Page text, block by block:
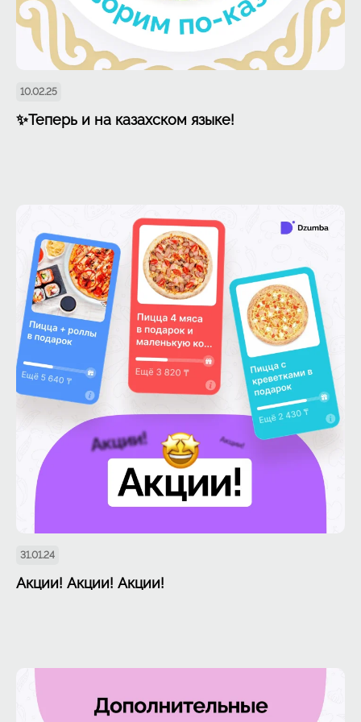
10.02.25
✨Теперь и на казахском языке!
31.01.24
Акции! Акции! Акции!